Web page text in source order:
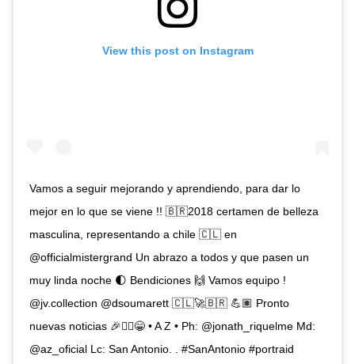
View this post on Instagram
Vamos a seguir mejorando y aprendiendo, para dar lo
mejor en lo que se viene !! 🇧🇷2018 certamen de belleza
masculina, representando a chile 🇨🇱 en
@officialmistergrand Un abrazo a todos y que pasen un
muy linda noche 🌓 Bendiciones 🙌 Vamos equipo !
@jv.collection @dsoumarett 🇨🇱🚀🇧🇷 💪🏽 Pronto
nuevas noticias 🎉☝🏼😁 • A Z • Ph: @jonath_riquelme Md:
@az_oficial Lc: San Antonio. . #SanAntonio #portraid